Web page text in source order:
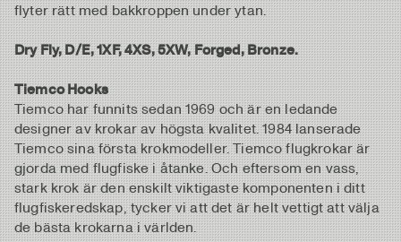
flyter rätt med bakkroppen under ytan.
Dry Fly, D/E, 1XF, 4XS, 5XW, Forged, Bronze.
Tiemco Hooks
Tiemco har funnits sedan 1969 och är en ledande
designer av krokar av högsta kvalitet. 1984 lanserade
Tiemco sina första krokmodeller. Tiemco flugkrokar är
gjorda med flugfiske i åtanke. Och eftersom en vass,
stark krok är den enskilt viktigaste komponenten i ditt
flugfiskeredskap, tycker vi att det är helt vettigt att välja
de bästa krokarna i världen.